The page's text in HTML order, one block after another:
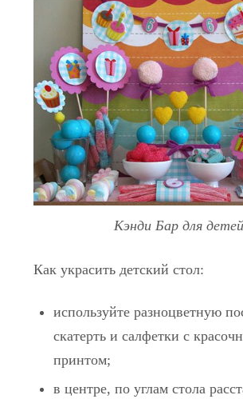
Кэнди Бар для детей
Как украсить детский стол:
используйте разноцветную
скатерть и салфетки с
принтом;
в центре, по углам стола